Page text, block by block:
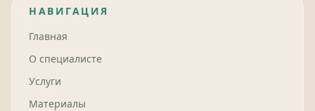
НАВИГАЦИЯ
Главная
О специалисте
Услуги
Материалы